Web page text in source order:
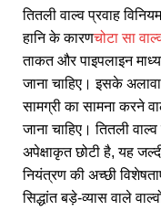
तितली वाल्व प्रवाह
हानि के कारणचोटा सा
ताकत और पाइपलाइन
जाना चाहिए। इसके
सामग्री का सामना करने
जाना चाहिए। तितली
अपेक्षाकृत छोटी है, यह
नियंत्रण की अच्छी
सिद्धांत बड़े-व्यास वाले